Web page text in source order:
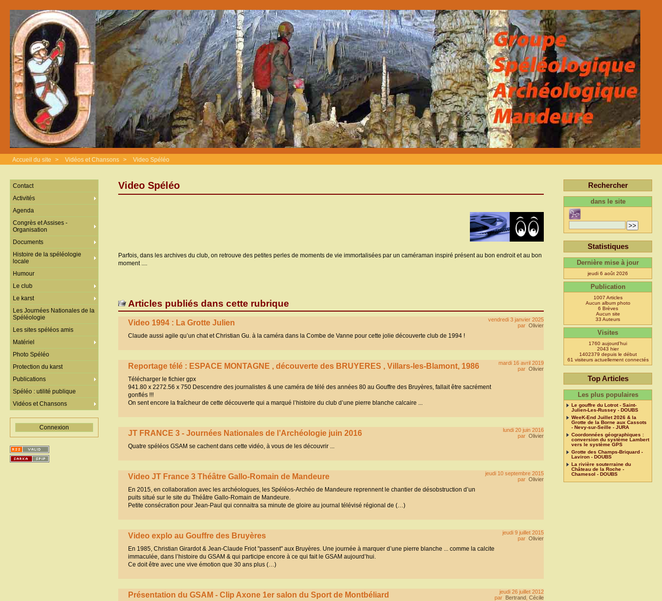
Accueil du site > Vidéos et Chansons > Video Spéléo
Video Spéléo
Parfois, dans les archives du club, on retrouve des petites perles de moments de vie immortalisées par un caméraman inspiré présent au bon endroit et au bon
moment ....
Articles publiés dans cette rubrique
vendredi 3 janvier 2025
par Olivier
Video 1994 : La Grotte Julien
Claude aussi agile qu’un chat et Christian Gu. à la caméra dans la Combe de Vanne pour cette jolie découverte club de 1994 !
mardi 16 avril 2019
par Olivier
Reportage télé : ESPACE MONTAGNE , découverte des BRUYERES , Villars-les-Blamont, 1986
Télécharger le fichier gpx
941.80 x 2272.56 x 750 Descendre des journalistes & une caméra de télé des années 80 au Gouffre des Bruyères, fallait être sacrément
gonflés !!!
On sent encore la fraîcheur de cette découverte qui a marqué l’histoire du club d’une pierre blanche calcaire ...
lundi 20 juin 2016
par Olivier
JT FRANCE 3 - Journées Nationales de l’Archéologie juin 2016
Quatre spéléos GSAM se cachent dans cette vidéo, à vous de les découvrir ...
jeudi 10 septembre 2015
par Olivier
Video JT France 3 Théâtre Gallo-Romain de Mandeure
En 2015, en collaboration avec les archéologues, les Spéléos-Archéo de Mandeure reprennent le chantier de désobstruction d’un
puits situé sur le site du Théâtre Gallo-Romain de Mandeure.
Petite consécration pour Jean-Paul qui connaitra sa minute de gloire au journal télévisé régional de (…)
jeudi 9 juillet 2015
par Olivier
Video explo au Gouffre des Bruyères
En 1985, Christian Girardot & Jean-Claude Friot "passent" aux Bruyères. Une journée à marquer d’une pierre blanche ... comme la calcite
immaculée, dans l’histoire du GSAM & qui participe encore à ce qui fait le GSAM aujourd’hui.
Ce doit être avec une vive émotion que 30 ans plus (…)
jeudi 26 juillet 2012
par Bertrand Cécile
Présentation du GSAM - Clip Axone 1er salon du Sport de Montbéliard
Contact
Activités
Agenda
Congrès et Assises -
Organisation
Documents
Histoire de la spéléologie
locale
Humour
Le club
Le karst
Les Journées Nationales de la
Spéléologie
Les sites spéléos amis
Matériel
Photo Spéléo
Protection du karst
Publications
Spéléo : utilité publique
Vidéos et Chansons
Connexion
Rechercher
dans le site
Statistiques
Dernière mise à jour
jeudi 6 août 2026
Publication
1007 Articles
Aucun album photo
6 Brèves
Aucun site
33 Auteurs
Visites
1760 aujourd’hui
2043 hier
1402379 depuis le début
61 visiteurs actuellement connectés
Top Articles
Les plus populaires
Le gouffre du Lotrot - Saint-
Julien-Les-Russey - DOUBS
WeeK-End Juillet 2026 & la
Grotte de la Borne aux Cassots
- Nevy-sur-Seille - JURA
Coordonnées géographiques :
conversion du système Lambert
vers le système GPS
Grotte des Champs-Briquard -
Laviron - DOUBS
La rivière souterraine du
Château de la Roche -
Chamesol - DOUBS